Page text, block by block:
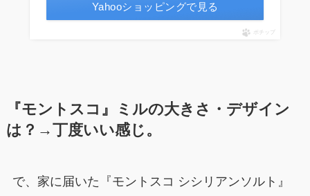
Yahooショッピングで見る
ポチップ
『モントスコ』ミルの大きさ・デザイン
は？→丁度いい感じ。
で、家に届いた『モントスコ シシリアンソルト』